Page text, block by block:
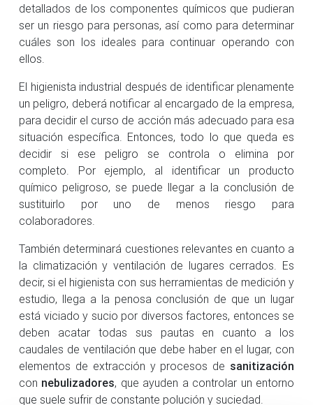
detallados de los componentes químicos que pudieran
ser un riesgo para personas, así como para determinar
cuáles son los ideales para continuar operando con
ellos.
El higienista industrial después de identificar plenamente
un peligro, deberá notificar al encargado de la empresa,
para decidir el curso de acción más adecuado para esa
situación específica. Entonces, todo lo que queda es
decidir si ese peligro se controla o elimina por
completo. Por ejemplo, al identificar un producto
químico peligroso, se puede llegar a la conclusión de
sustituirlo por uno de menos riesgo para
colaboradores.
También determinará cuestiones relevantes en cuanto a
la climatización y ventilación de lugares cerrados. Es
decir, si el higienista con sus herramientas de medición y
estudio, llega a la penosa conclusión de que un lugar
está viciado y sucio por diversos factores, entonces se
deben acatar todas sus pautas en cuanto a los
caudales de ventilación que debe haber en el lugar, con
elementos de extracción y procesos de sanitización
con nebulizadores, que ayuden a controlar un entorno
que suele sufrir de constante polución y suciedad.